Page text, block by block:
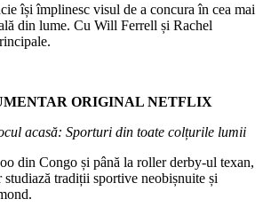
își împlinesc visul de a concura în cea mai
din lume. Cu Will Ferrell și Rachel
ORIGINAL NETFLIX
acasă: Sporturi din toate colțurile lumii
din Congo și până la roller derby-ul texan,
studiază tradiții sportive neobișnuite și